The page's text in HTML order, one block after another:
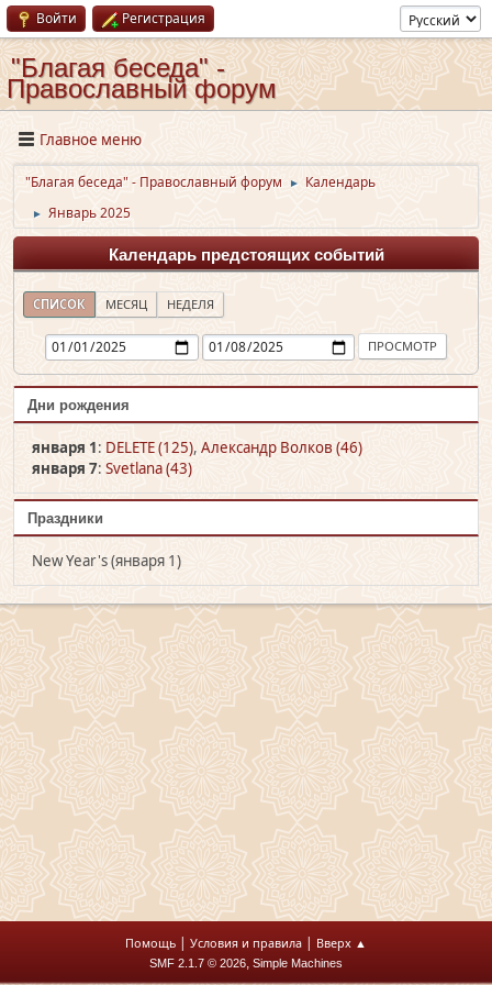
Войти Регистрация
"Благая беседа" -
Православный форум
Главное меню
"Благая беседа" - Православный форум ► Календарь
► Январь 2025
Календарь предстоящих событий
СПИСОК МЕСЯЦ НЕДЕЛЯ
Дни рождения
января 1: DELETE (125), Александр Волков (46)
января 7: Svetlana (43)
Праздники
New Year's (января 1)
Помощь | Условия и правила | Вверх ▲
SMF 2.1.7 © 2026, Simple Machines